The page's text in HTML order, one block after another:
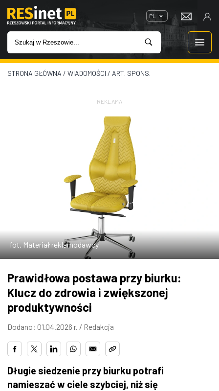
PL
WIADOMOŚCI
GASTRONOMIA
ZDJĘCIA
W RZESZOWIE
STRONA GŁÓWNA / WIADOMOŚCI / ART. SPONS.
REKLAMA
fot. Materiał reklamodawcy
Prawidłowa postawa przy biurku:
Klucz do zdrowia i zwiększonej
produktywności
Dodano: 01.04.2026 r. / Redakcja
Długie siedzenie przy biurku potrafi
namieszać w ciele szybciej, niż się